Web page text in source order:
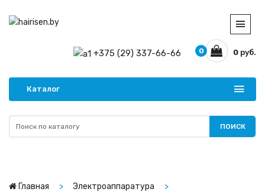
+375 (29) 337-66-66 0 руб.
0
Каталог
ПОИСК
Главная
Электроаппаратура